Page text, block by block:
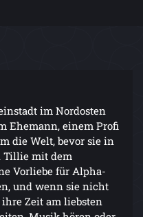
im Nordosten
Ehemann, einem Profi
die Welt, bevor sie in
Tillie mit dem
Vorliebe für Alpha-
und wenn sie nicht
Zeit am liebsten